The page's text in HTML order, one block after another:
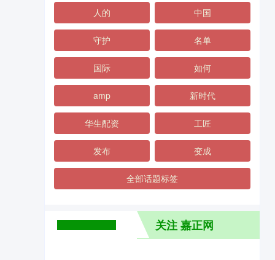
人的 中国
守护 名单
国际 如何
amp 新时代
华生配资 工匠
发布 变成
全部话题标签
关注 嘉正网